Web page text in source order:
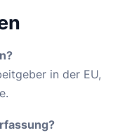
in der EU,